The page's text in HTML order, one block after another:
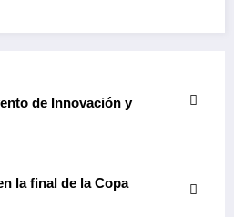
de Innovación y
la final de la Copa